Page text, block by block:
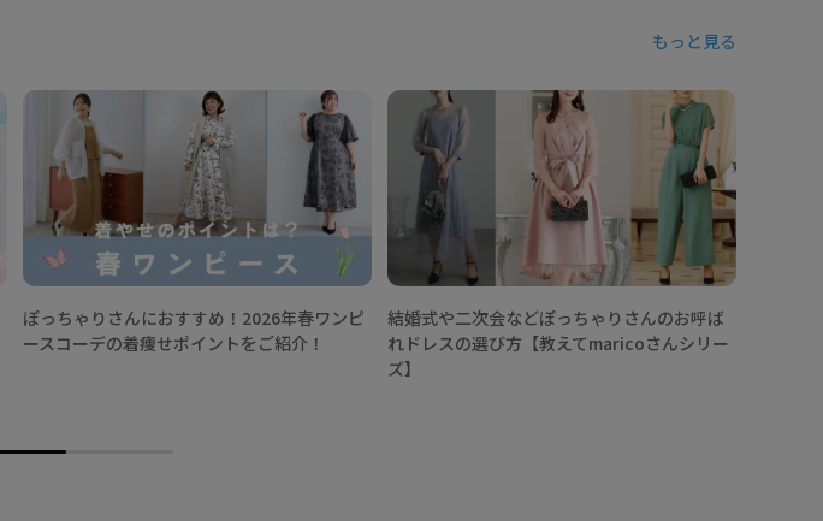
もっと見る
ぽっちゃりさんにおすすめ！2026年春ワンピ
ースコーデの着痩せポイントをご紹介！
結婚式や二次会などぽっちゃりさんのお呼ば
れドレスの選び方【教えてmaricoさんシリー
ズ】